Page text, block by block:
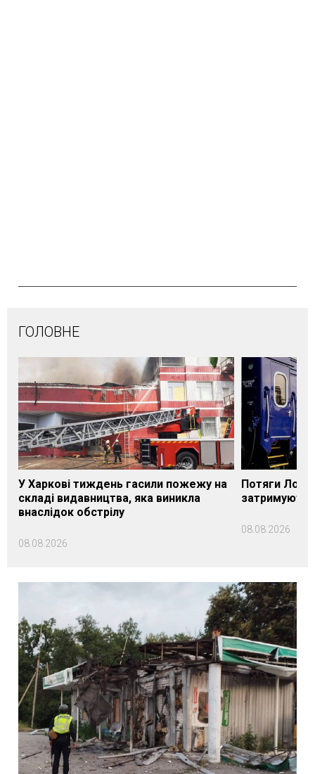
ГОЛОВНЕ
У Харкові тиждень гасили пожежу на
складі видавництва, яка виникла
внаслідок обстрілу
08.08.2026
Потяги
08.08.2026